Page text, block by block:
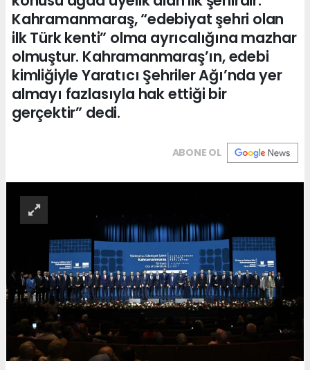
Kahramanmaraş, “edebiyat şehri olan
ilk Türk kenti” olma ayrıcalığına mazhar
olmuştur. Kahramanmaraş’ın, edebi
kimliğiyle Yaratıcı Şehriler Ağı’nda yer
almayı fazlasıyla hak ettiği bir
gerçektir” dedi.
ABONE OL